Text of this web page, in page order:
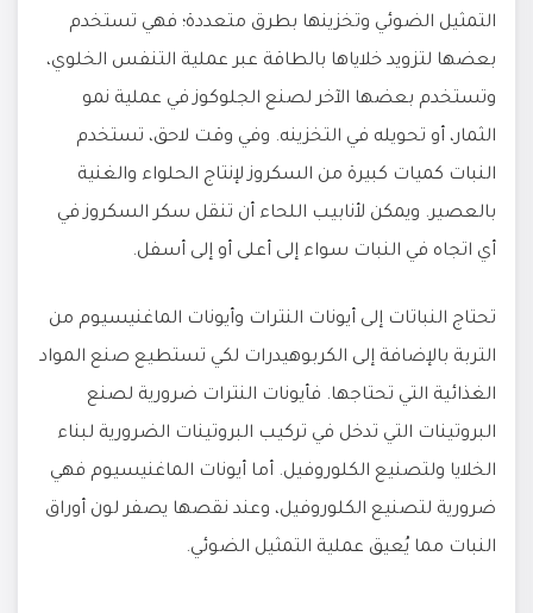
التمثيل الضوئي وتخزينها بطرق متعددة؛ فهي تستخدم
بعضها لتزويد خلاياها بالطاقة عبر عملية التنفس الخلوي،
وتستخدم بعضها الآخر لصنع الجلوكوز في عملية نمو
الثمار، أو تحويله في التخزينه. وفي وقت لاحق، تستخدم
النبات كميات كبيرة من السكروز لإنتاج الحلواء والغنية
بالعصير. ويمكن لأنابيب اللحاء أن تنقل سكر السكروز في
أي اتجاه في النبات سواء إلى أعلى أو إلى أسفل.
تحتاج النباتات إلى أيونات النترات وأيونات الماغنيسيوم من
التربة بالإضافة إلى الكربوهيدرات لكي تستطيع صنع المواد
الغذائية التي تحتاجها. فأيونات النترات ضرورية لصنع
البروتينات التي تدخل في تركيب البروتينات الضرورية لبناء
الخلايا ولتصنيع الكلوروفيل. أما أيونات الماغنيسيوم فهي
ضرورية لتصنيع الكلوروفيل، وعند نقصها يصفر لون أوراق
النبات مما يُعيق عملية التمثيل الضوئي.